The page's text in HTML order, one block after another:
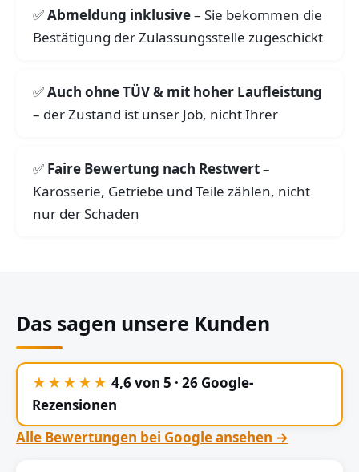
Abmeldung inklusive– Sie bekommen die
Bestätigung der Zulassungsstelle zugeschickt
Auch ohne TÜV & mit hoher Laufleistung
– der Zustand ist unser Job, nicht Ihrer
Faire Bewertung nach Restwert–
Karosserie, Getriebe und Teile zählen, nicht
nur der Schaden
Das sagen unsere Kunden
★★★★★ 4,6 von 5 · 26 Google-
Rezensionen
Alle Bewertungen bei Google ansehen →